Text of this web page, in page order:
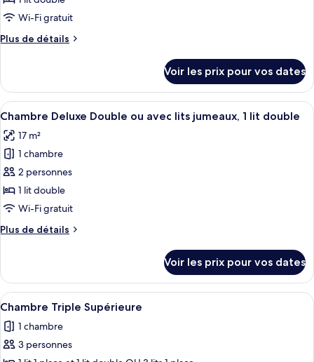
personne
type
de
Supérieure
Double
ou
avec
lits
jumeaux,
1
lit
double
Wi-Fi gratuit
Plus de détails
Plus
le
type
de
Chambre
Supérieure
ou
avec
lits
jumeaux,
1
Voir les prix pour vos dates
Afficher
toutes
les
photos
pour
ce
type
chambre :
Double
ou
avec
lits
jumeaux,
Une chambre d’hôtel avec un lit, un
12
Chambre Deluxe Double ou avec lits jumeaux, 1 lit double
17 m²
1 chambre
2 personnes
1 lit double
Wi-Fi gratuit
Plus de détails
Plus
le
type
de
Chambre
Deluxe
Voir les prix pour vos dates
Afficher
toutes
les
photos
8
Chambre Triple Supérieure
1 chambre
3 personnes